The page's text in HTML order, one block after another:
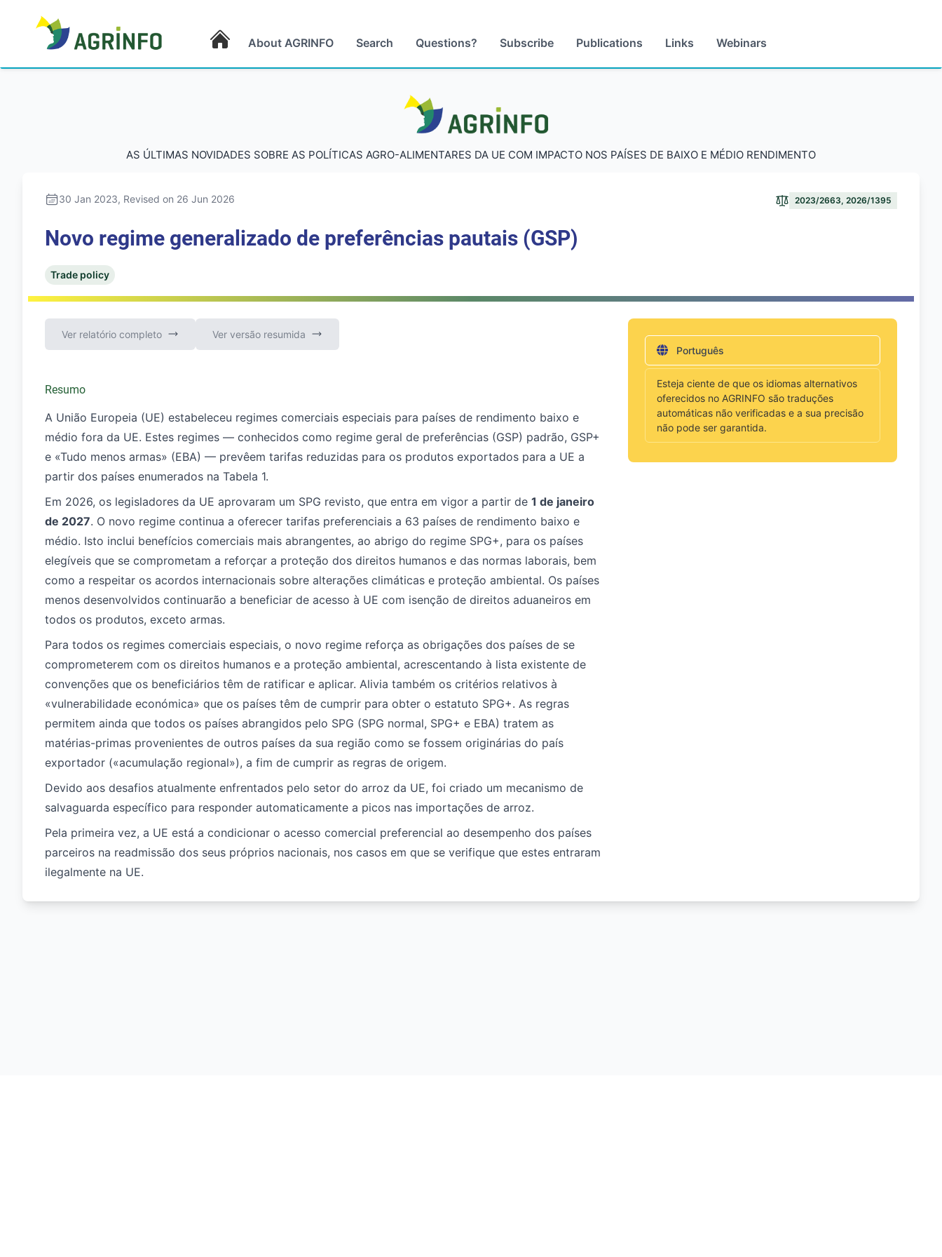
About AGRINFO Search Questions? Subscribe Publications Links Webinars
AGRINFO
AS ÚLTIMAS NOVIDADES SOBRE AS POLÍTICAS AGRO-ALIMENTARES DA UE COM IMPACTO NOS PAÍSES DE BAIXO E MÉDIO RENDIMENTO
30 Jan 2023, Revised on 26 Jun 2026 2023/2663, 2026/1395
Novo regime generalizado de preferências pautais (GSP)
Trade policy
Ver relatório completo Ver versão resumida
Resumo
A União Europeia (UE) estabeleceu regimes comerciais especiais para países de rendimento baixo e
médio fora da UE. Estes regimes — conhecidos como regime geral de preferências (GSP) padrão, GSP+
e «Tudo menos armas» (EBA) — prevêem tarifas reduzidas para os produtos exportados para a UE a
partir dos países enumerados na Tabela 1.
Em 2026, os legisladores da UE aprovaram um SPG revisto, que entra em vigor a partir de 1 de janeiro
de 2027. O novo regime continua a oferecer tarifas preferenciais a 63 países de rendimento baixo e
médio. Isto inclui benefícios comerciais mais abrangentes, ao abrigo do regime SPG+, para os países
elegíveis que se comprometam a reforçar a proteção dos direitos humanos e das normas laborais, bem
como a respeitar os acordos internacionais sobre alterações climáticas e proteção ambiental. Os países
menos desenvolvidos continuarão a beneficiar de acesso à UE com isenção de direitos aduaneiros em
todos os produtos, exceto armas.
Para todos os regimes comerciais especiais, o novo regime reforça as obrigações dos países de se
comprometerem com os direitos humanos e a proteção ambiental, acrescentando à lista existente de
convenções que os beneficiários têm de ratificar e aplicar. Alivia também os critérios relativos à
«vulnerabilidade económica» que os países têm de cumprir para obter o estatuto SPG+. As regras
permitem ainda que todos os países abrangidos pelo SPG (SPG normal, SPG+ e EBA) tratem as
matérias-primas provenientes de outros países da sua região como se fossem originárias do país
exportador («acumulação regional»), a fim de cumprir as regras de origem.
Devido aos desafios atualmente enfrentados pelo setor do arroz da UE, foi criado um mecanismo de
salvaguarda específico para responder automaticamente a picos nas importações de arroz.
Pela primeira vez, a UE está a condicionar o acesso comercial preferencial ao desempenho dos países
parceiros na readmissão dos seus próprios nacionais, nos casos em que se verifique que estes entraram
ilegalmente na UE.
Português
Esteja ciente de que os idiomas alternativos
oferecidos no AGRINFO são traduções
automáticas não verificadas e a sua precisão
não pode ser garantida.